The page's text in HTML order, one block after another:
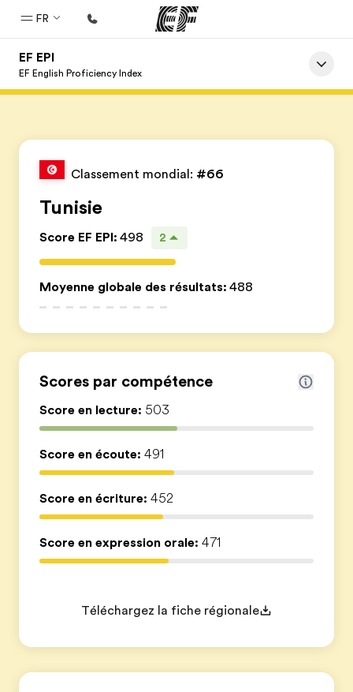
FR
Accueil
Trouver un bureau
A propos de nous
EF recrute
Rejoignez nos équipes
EF EPI
EF English Proficiency Index
Classement mondial: #66
Tunisie
Score EF EPI: 498 2
Moyenne globale des résultats: 488
Scores par compétence
Score en lecture: 503
Score en écoute: 491
Score en écriture: 452
Score en expression orale: 471
Téléchargez la fiche régionale